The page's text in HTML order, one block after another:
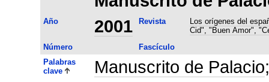
Año 2001 Revista
Los orígenes del
Cid", "Buen Amor",
Número
Fascículo
Palabras
clave
Manuscrito de Palacio